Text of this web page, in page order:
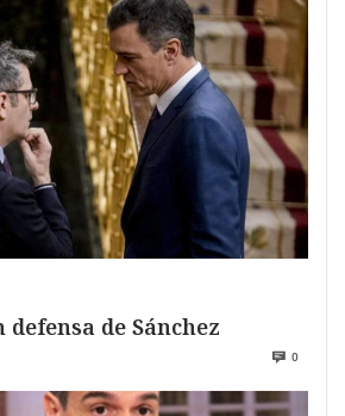
defensa de Sánchez
0